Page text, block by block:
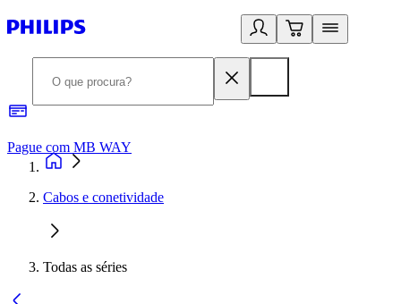
Pague com MB WAY
Cabos e conetividade
Todas as séries